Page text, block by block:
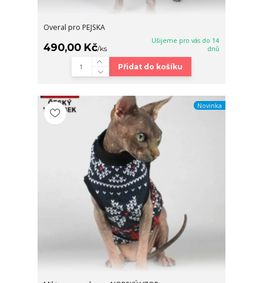
Overal pro PEJSKA
490,00 Kč/ks
Ušijeme pro vás do 14
dnů
Přidat do košíku
Novinka